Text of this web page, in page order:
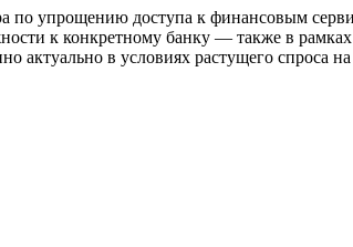
по упрощению доступа к финансовым
к конкретному банку — также в
актуально в условиях растущего